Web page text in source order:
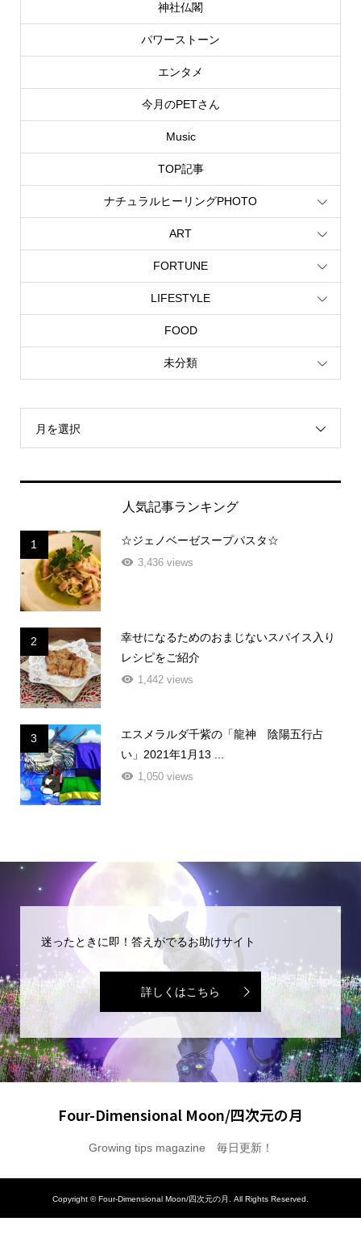
神社仏閣
パワーストーン
エンタメ
今月のPETさん
Music
TOP記事
ナチュラルヒーリングPHOTO
ART
FORTUNE
LIFESTYLE
FOOD
未分類
月を選択
人気記事ランキング
1 ☆ジェノベーゼスープパスタ☆
3,436 views
2
幸せになるためのおまじないスパイス入り
レシピをご紹介
1,442 views
3
エスメラルダ千紫の「龍神 陰陽五行占
い」2021年1月13 ...
1,050 views
迷ったときに即！答えがでるお助けサイト
詳しくはこちら
Four-Dimensional Moon/四次元の月
Growing tips magazine 毎日更新！
Copyright ©Four-Dimensional Moon/四次元の月. All Rights Reserved.